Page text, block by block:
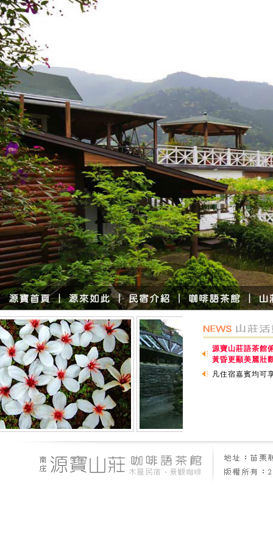
源寶山莊語茶館
黃昏更顯美麗壯
凡住宿嘉賓均可